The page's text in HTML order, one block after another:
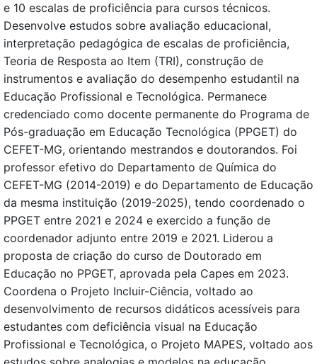
e 10 escalas de proficiência para cursos técnicos.
Desenvolve estudos sobre avaliação educacional,
interpretação pedagógica de escalas de proficiência,
Teoria de Resposta ao Item (TRI), construção de
instrumentos e avaliação do desempenho estudantil na
Educação Profissional e Tecnológica. Permanece
credenciado como docente permanente do Programa de
Pós-graduação em Educação Tecnológica (PPGET) do
CEFET-MG, orientando mestrandos e doutorandos. Foi
professor efetivo do Departamento de Química do
CEFET-MG (2014-2019) e do Departamento de Educação
da mesma instituição (2019-2025), tendo coordenado o
PPGET entre 2021 e 2024 e exercido a função de
coordenador adjunto entre 2019 e 2021. Liderou a
proposta de criação do curso de Doutorado em
Educação no PPGET, aprovada pela Capes em 2023.
Coordena o Projeto Incluir-Ciência, voltado ao
desenvolvimento de recursos didáticos acessíveis para
estudantes com deficiência visual na Educação
Profissional e Tecnológica, o Projeto MAPES, voltado aos